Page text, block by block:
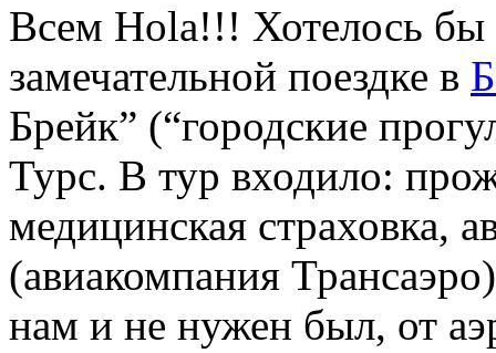
Всем Hola!!! Хотелось бы
замечательной поездке в
Брейк” (“городские
Турс. В тур входило:
медицинская страховка,
(авиакомпания
нам и не нужен был, от